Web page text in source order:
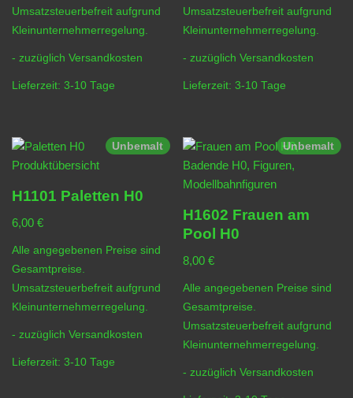
Umsatzsteuerbefreit aufgrund
Kleinunternehmerregelung.
- zuzüglich Versandkosten
Lieferzeit: 3-10 Tage
Umsatzsteuerbefreit aufgrund
Kleinunternehmerregelung.
- zuzüglichVersandkosten
Lieferzeit:3-10 Tage
Unbemalt
H1101 Paletten H0
6,00 €
Alle angegebenen Preise sind
Gesamtpreise.
Umsatzsteuerbefreit aufgrund
Kleinunternehmerregelung.
- zuzüglich Versandkosten
Lieferzeit: 3-10 Tage
Unbemalt
H1602 Frauen am
Pool H0
8,00€
Alle angegebenen Preise sind
Gesamtpreise.
Umsatzsteuerbefreit aufgrund
Kleinunternehmerregelung.
- zuzüglichVersandkosten